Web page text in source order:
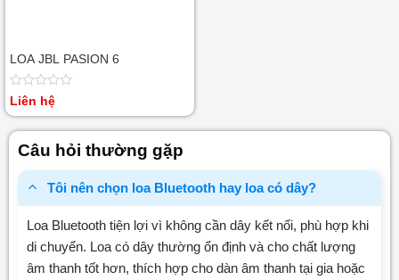
LOA JBL PASION 6
Được
0
Liên hệ
Câu hỏi thường gặp
Tôi nên chọn loa Bluetooth hay loa có dây?
Loa Bluetooth tiện lợi vì không cần dây kết nối, phù hợp khi
di chuyển. Loa có dây thường ổn định và cho chất lượng
âm thanh tốt hơn, thích hợp cho dàn âm thanh tại gia hoặc